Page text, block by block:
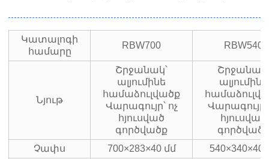
Կատալոգի
համարը
RBW700 RBW540
Նյութ
Շրջանակ՝
ալյումինե
համաձուլվածք
Վարագույր՝ ոչ
հյուսված
գործվածք
ալյումինե
Վարագույր՝
հյուսված
Չափս
700×283×40 մմ 540×340×40